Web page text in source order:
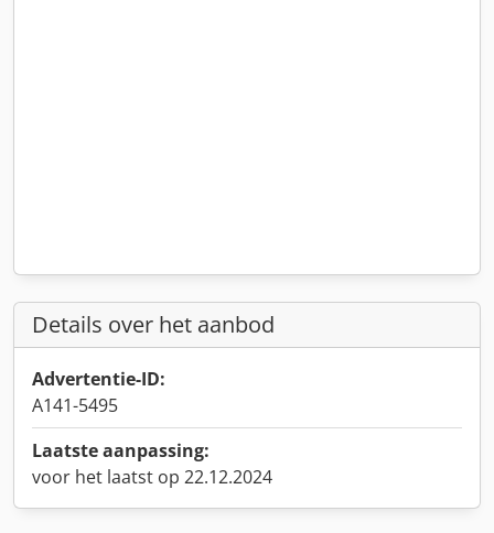
Details over het aanbod
Advertentie-ID:
A141-5495
Laatste aanpassing:
voor het laatst op 22.12.2024